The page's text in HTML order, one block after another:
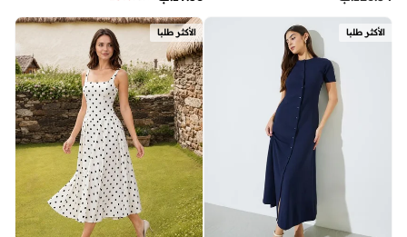
الأكثر طلبا الأكثر طلبا